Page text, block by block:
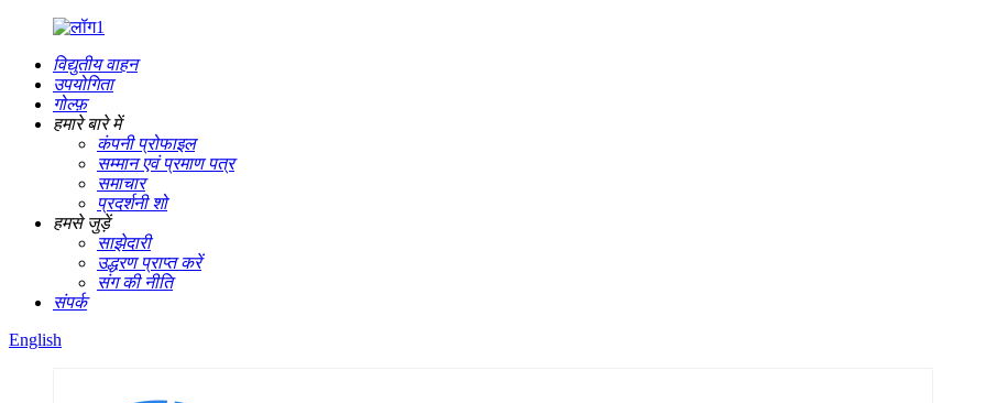
विद्युतीय वाहन
उपयोगिता
गोल्फ़
हमारे बारे में
कंपनी प्रोफाइल
सम्मान एवं प्रमाण पत्र
समाचार
प्रदर्शनी शो
हमसे जुड़ें
साझेदारी
उद्धरण प्राप्त करें
संग की नीति
संपर्क
English